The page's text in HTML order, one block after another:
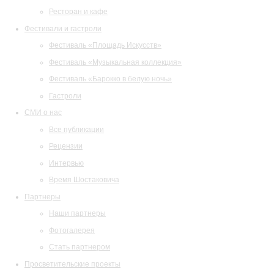
Ресторан и кафе
Фестивали и гастроли
Фестиваль «Площадь Искусств»
Фестиваль «Музыкальная коллекция»
Фестиваль «Барокко в белую ночь»
Гастроли
СМИ о нас
Все публикации
Рецензии
Интервью
Время Шостаковича
Партнеры
Наши партнеры
Фотогалерея
Стать партнером
Просветительские проекты